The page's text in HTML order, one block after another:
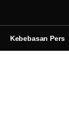
Kebebasan Pers